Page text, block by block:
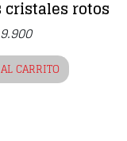
cristales rotos
CARRITO